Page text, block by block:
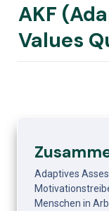
AKF
Values
Adaptives
Menschen in